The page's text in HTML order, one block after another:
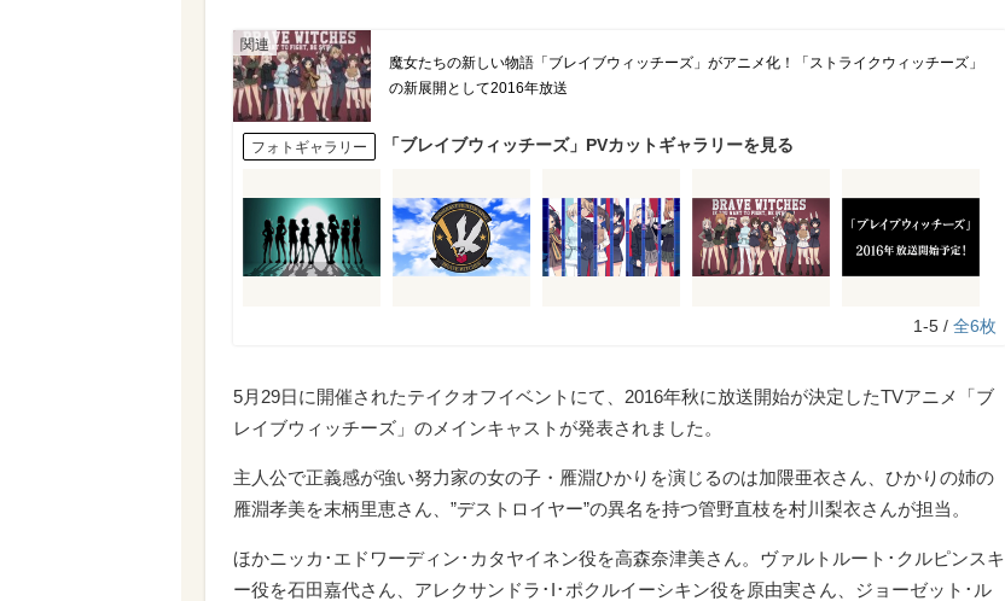
魔女たちの新しい物語「ブレイブウィッチーズ」がアニメ化！「ストライクウィッチーズ」
の新展開として2016年放送
フォトギャラリー 「ブレイブウィッチーズ」PVカットギャラリーを見る
1-5 / 全6枚
5月29日に開催されたテイクオフイベントにて、2016年秋に放送開始が決定したTVアニメ「ブ
レイブウィッチーズ」のメインキャストが発表されました。
主人公で正義感が強い努力家の女の子・雁淵ひかりを演じるのは加隈亜衣さん、ひかりの姉の
雁淵孝美を末柄里恵さん、”デストロイヤー”の異名を持つ管野直枝を村川梨衣さんが担当。
ほかニッカ･エドワーディン･カタヤイネン役を高森奈津美さん。ヴァルトルート･クルピンスキ
ー役を石田嘉代さん、アレクサンドラ･I･ポクルイーシキン役を原由実さん、ジョーゼット･ル